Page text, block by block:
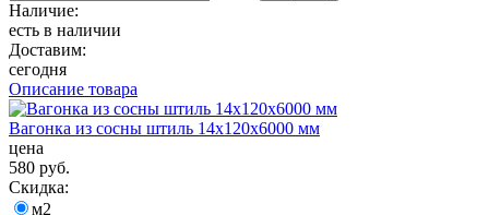
Наличие:
есть в наличии
Доставим:
сегодня
Описание товара
Вагонка из сосны штиль 14x120x6000 мм
цена
580 руб.
Скидка:
м2